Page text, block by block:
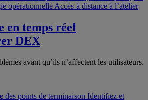
opérationnelle Accès à distance à l’atelier
en temps réel
DEX
avant qu’ils n’affectent les utilisateurs.
des points de terminaison Identifiez et